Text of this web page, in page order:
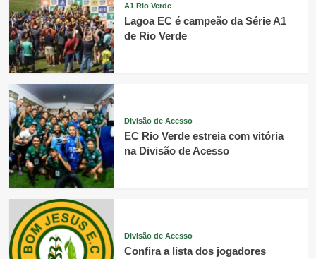
A1 Rio Verde
Lagoa EC é campeão da Série A1
de Rio Verde
Divisão de Acesso
EC Rio Verde estreia com vitória
na Divisão de Acesso
Divisão de Acesso
Confira a lista dos jogadores